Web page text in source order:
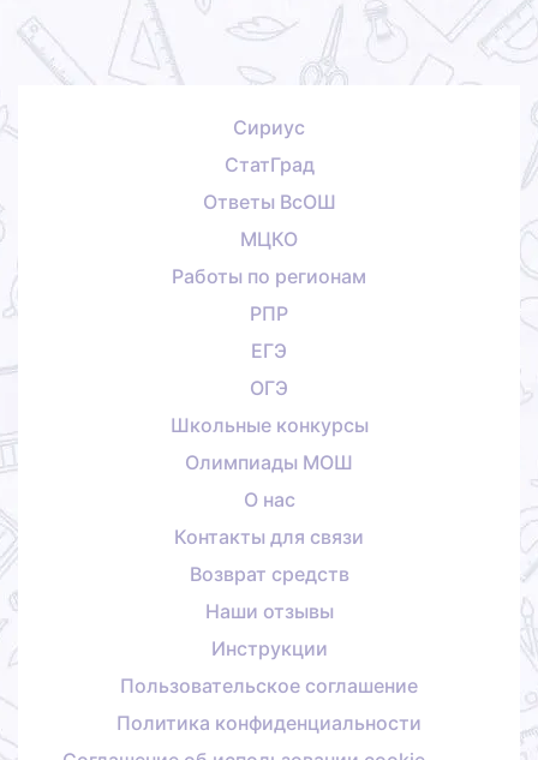
Сириус
СтатГрад
Ответы ВсОШ
МЦКО
Работы по регионам
РПР
ЕГЭ
ОГЭ
Школьные конкурсы
Олимпиады МОШ
О нас
Контакты для связи
Возврат средств
Наши отзывы
Инструкции
Пользовательское соглашение
Политика конфиденциальности